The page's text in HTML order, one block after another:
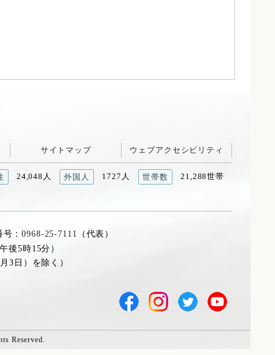
サイトマップ ウェブアクセシビリティ
24,048人 外国人 1727人 世帯数 21,288世帯
号：0968-25-7111
（代表）
後5時15分）
3日）を除く）
Reserved.